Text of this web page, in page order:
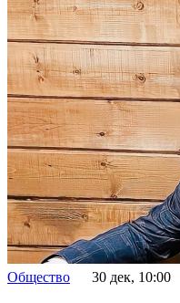
Общество 30 дек, 10:00